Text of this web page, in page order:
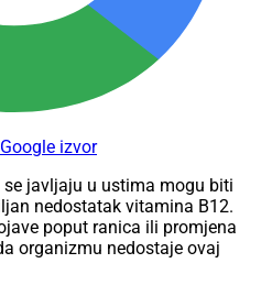
izvor
javljaju u ustima mogu biti
nedostatak vitamina B12.
poput ranica ili promjena
organizmu nedostaje ovaj